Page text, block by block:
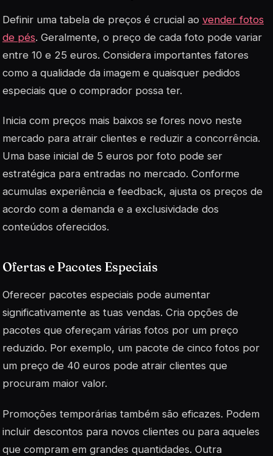
Definir uma tabela de preços é crucial ao vender fotos
de pés. Geralmente, o preço de cada foto pode variar
entre 10 e 25 euros. Considera importantes fatores
como a qualidade da imagem e quaisquer pedidos
especiais que o comprador possa ter.
Inicia com preços mais baixos se fores novo neste
mercado para atrair clientes e reduzir a concorrência.
Uma base inicial de 5 euros por foto pode ser
estratégica para entradas no mercado. Conforme
acumulas experiência e feedback, ajusta os preços de
acordo com a demanda e a exclusividade dos
conteúdos oferecidos.
Ofertas e Pacotes Especiais
Oferecer pacotes especiais pode aumentar
significativamente as tuas vendas. Cria opções de
pacotes que ofereçam várias fotos por um preço
reduzido. Por exemplo, um pacote de cinco fotos por
um preço de 40 euros pode atrair clientes que
procuram maior valor.
Promoções temporárias também são eficazes. Podem
incluir descontos para novos clientes ou para aqueles
que compram em grandes quantidades. Outra